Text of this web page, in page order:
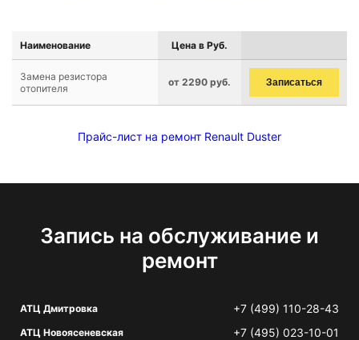
Наименование Цена в Руб.
Замена резистора
отопителя
от 2290 руб. Записаться
Прайс-лист на ремонт Renault Duster
Запись на обслуживание и
ремонт
АТЦ Дмитровка +7 (499) 110-28-43
АТЦ Новоясеневская +7 (495) 023-10-01